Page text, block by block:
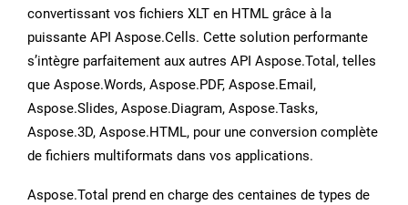
convertissant vos fichiers XLT en HTML grâce à la
puissante API Aspose.Cells. Cette solution performante
s’intègre parfaitement aux autres API Aspose.Total, telles
que Aspose.Words, Aspose.PDF, Aspose.Email,
Aspose.Slides, Aspose.Diagram, Aspose.Tasks,
Aspose.3D, Aspose.HTML, pour une conversion complète
de fichiers multiformats dans vos applications.
Aspose.Total prend en charge des centaines de types de